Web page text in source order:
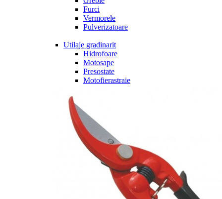
Furci
Vermorele
Pulverizatoare
Utilaje gradinarit
Hidrofoare
Motosape
Presostate
Motofierastraie